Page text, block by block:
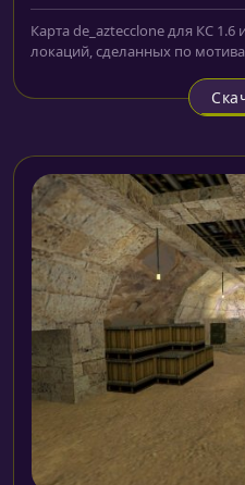
Карта de_aztecclone для КС 1.6
локаций, сделанных по